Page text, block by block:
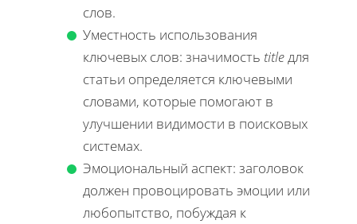
слов.
Уместность использования
ключевых слов: значимость titleдля
статьи определяется ключевыми
словами, которые помогают в
улучшении видимости в поисковых
системах.
Эмоциональный аспект: заголовок
должен провоцировать эмоции или
любопытство, побуждая к